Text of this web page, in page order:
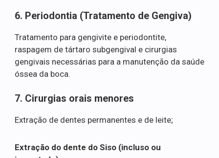
6. Periodontia (Tratamento de Gengiva)
Tratamento para gengivite e periodontite,
raspagem de tártaro subgengival e cirurgias
gengivais necessárias para a manutenção da saúde
óssea da boca.
7. Cirurgias orais menores
Extração de dentes permanentes e de leite;
Extração do dente do Siso (incluso ou